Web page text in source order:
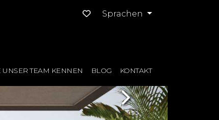
Sprachen
UNSER TEAM KENNEN BLOG KONTAKT
Next